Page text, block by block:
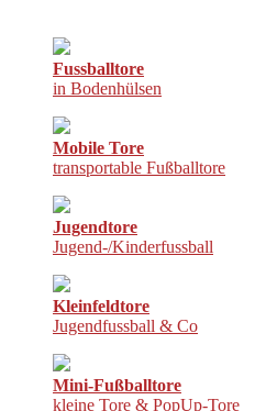
Fussballtore
in Bodenhülsen
Mobile Tore
transportable Fußballtore
Jugendtore
Jugend-/Kinderfussball
Kleinfeldtore
Jugendfussball & Co
Mini-Fußballtore
kleine Tore & PopUp-Tore